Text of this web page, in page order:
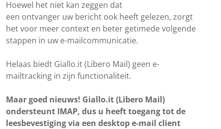
Hoewel het niet kan zeggen dat
een ontvanger uw bericht ook heeft gelezen, zorgt
het voor meer context en beter getimede volgende
stappen in uw e-mailcommunicatie.
Helaas biedt Giallo.it (Libero Mail) geen e-
mailtracking in zijn functionaliteit.
Maar goed nieuws! Giallo.it (Libero Mail)
ondersteunt IMAP, dus u heeft toegang tot de
leesbevestiging via een desktop e-mail client